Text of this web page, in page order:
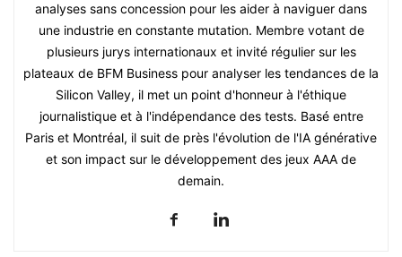
analyses sans concession pour les aider à naviguer dans
une industrie en constante mutation. Membre votant de
plusieurs jurys internationaux et invité régulier sur les
plateaux de BFM Business pour analyser les tendances de la
Silicon Valley, il met un point d'honneur à l'éthique
journalistique et à l'indépendance des tests. Basé entre
Paris et Montréal, il suit de près l'évolution de l'IA générative
et son impact sur le développement des jeux AAA de
demain.